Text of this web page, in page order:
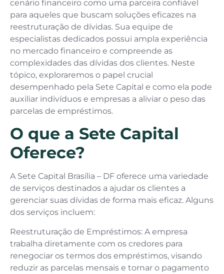
cenário financeiro como uma parceira confiável
para aqueles que buscam soluções eficazes na
reestruturação de dívidas. Sua equipe de
especialistas dedicados possui ampla experiência
no mercado financeiro e compreende as
complexidades das dívidas dos clientes. Neste
tópico, exploraremos o papel crucial
desempenhado pela Sete Capital e como ela pode
auxiliar indivíduos e empresas a aliviar o peso das
parcelas de empréstimos.
O que a Sete Capital
Oferece?
A Sete Capital Brasília – DF oferece uma variedade
de serviços destinados a ajudar os clientes a
gerenciar suas dívidas de forma mais eficaz. Alguns
dos serviços incluem:
Reestruturação de Empréstimos: A empresa
trabalha diretamente com os credores para
renegociar os termos dos empréstimos, visando
reduzir as parcelas mensais e tornar o pagamento